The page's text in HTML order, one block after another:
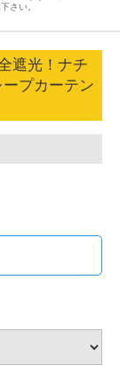
さい。
遮光！ナチ
プカーテン